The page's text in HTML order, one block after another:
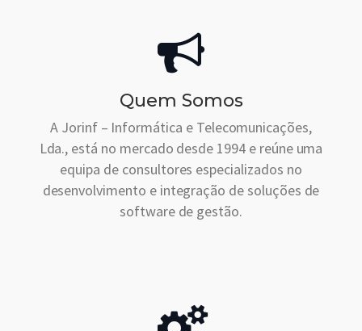
Quem Somos
A Jorinf – Informática e Telecomunicações,
Lda., está no mercado desde 1994 e reúne uma
equipa de consultores especializados no
desenvolvimento e integração de soluções de
software de gestão.